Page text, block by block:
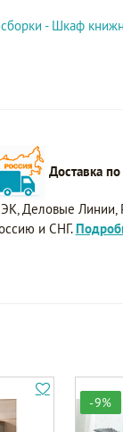
- Шкаф
Доставка
Деловые Линии,
и СНГ.
-9%